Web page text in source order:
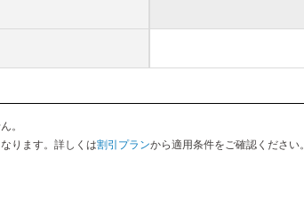
。
ります。詳しくは割引プランから適用条件をご確認ください。